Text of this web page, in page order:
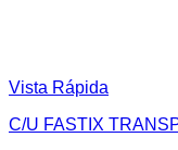
Vista Rápida
C/U FASTIX